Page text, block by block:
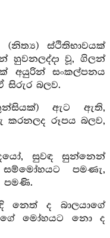
(නිත්‍ය) ස්ථිතිභාවයක්
හුවනලද්දා වූ, ගිලන්
අයුරින් සංකල්පනය
සිරුර බලව.
ඇට ඇති,
රූපය බලව,
සුවඳ සුන්නෙන්
පමණැ,
පමණි.
නෙත් ද බාලයාගේ
ගේ මෝහයට නො ද